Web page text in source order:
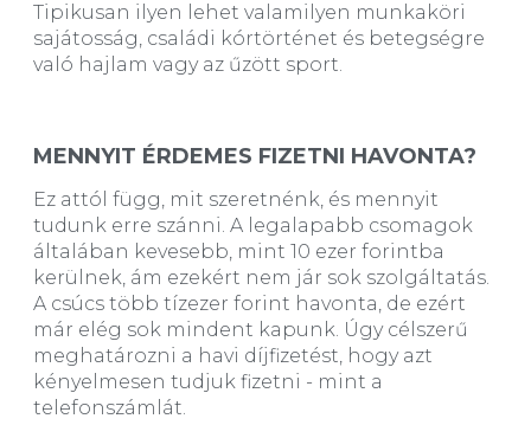
Tipikusan ilyen lehet valamilyen munkaköri
sajátosság, családi kórtörténet és betegségre
való hajlam vagy az űzött sport.
MENNYIT ÉRDEMES FIZETNI HAVONTA?
Ez attól függ, mit szeretnénk, és mennyit
tudunk erre szánni. A legalapabb csomagok
általában kevesebb, mint 10 ezer forintba
kerülnek, ám ezekért nem jár sok szolgáltatás.
A csúcs több tízezer forint havonta, de ezért
már elég sok mindent kapunk. Úgy célszerű
meghatározni a havi díjfizetést, hogy azt
kényelmesen tudjuk fizetni - mint a
telefonszámlát.